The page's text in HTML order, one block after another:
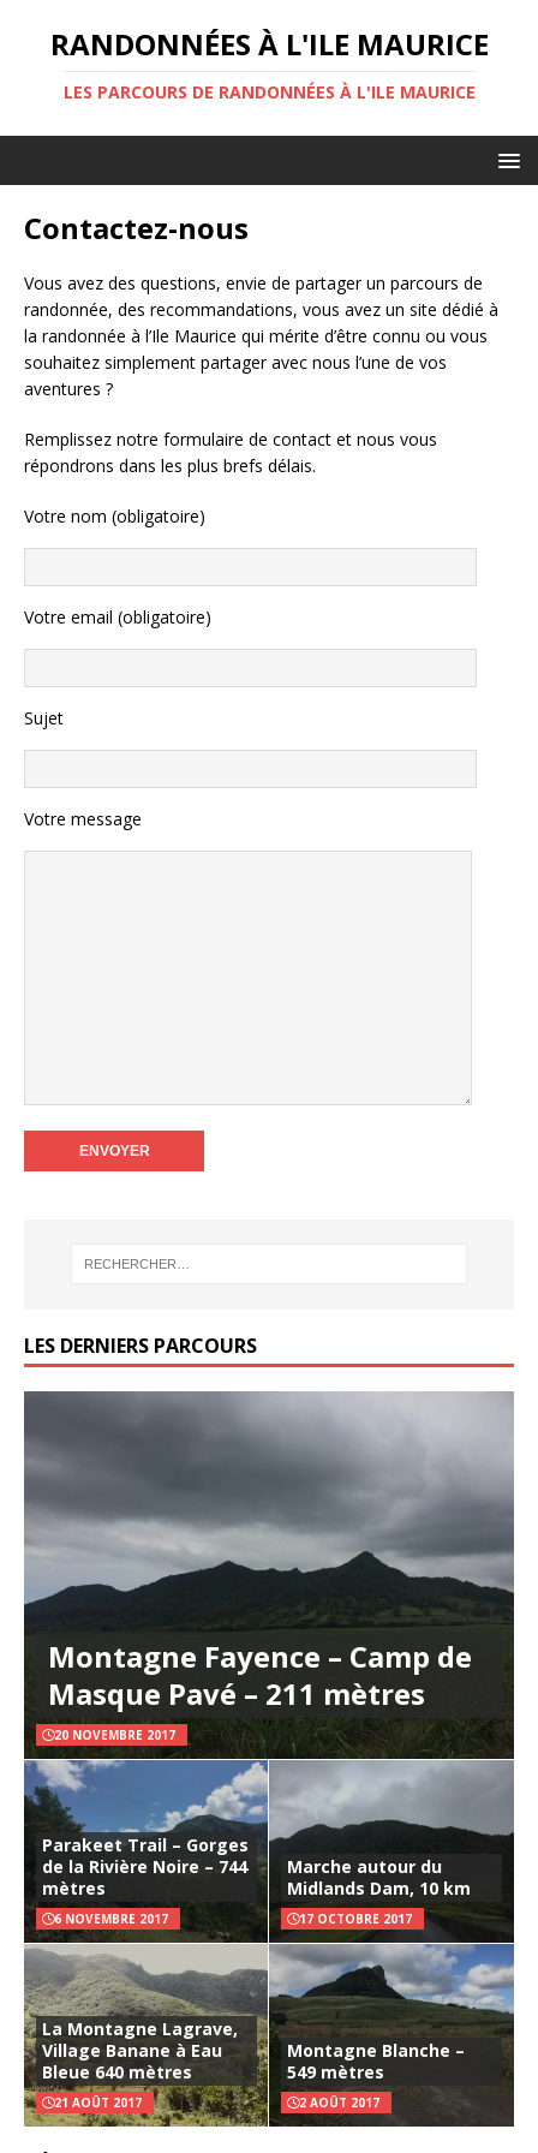
RANDONNÉES À L'ILE MAURICE
LES PARCOURS DE RANDONNÉES À L'ILE MAURICE
Contactez-nous
Vous avez des questions, envie de partager un parcours de
randonnée, des recommandations, vous avez un site dédié à
la randonnée à l’Ile Maurice qui mérite d’être connu ou vous
souhaitez simplement partager avec nous l’une de vos
aventures ?
Remplissez notre formulaire de contact et nous vous
répondrons dans les plus brefs délais.
Votre nom (obligatoire)
Votre email (obligatoire)
Sujet
Votre message
LES DERNIERS PARCOURS
Montagne Fayence – Camp de
Masque Pavé – 211 mètres
20 NOVEMBRE 2017
Parakeet Trail – Gorges
de la Rivière Noire – 744
mètres
6 NOVEMBRE 2017
Marche autour du
Midlands Dam, 10 km
17 OCTOBRE 2017
La Montagne Lagrave,
Village Banane à Eau
Bleue 640 mètres
21 AOÛT 2017
Montagne Blanche –
549 mètres
2 AOÛT 2017